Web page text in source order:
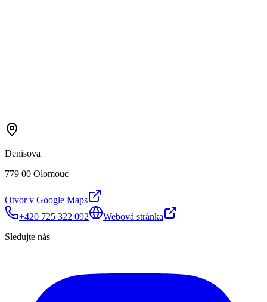
Denisova
779 00 Olomouc
Otvor v Google Maps
+420 725 322 092
Webová stránka
Sledujte nás